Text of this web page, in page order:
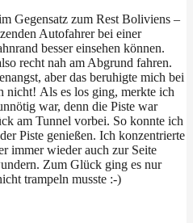
Gegensatz zum Rest Boliviens –
Autofahrer bei einer
besser einsehen können.
recht nah am Abgrund fahren.
aber das beruhigte mich bei
nicht! Als es los ging, merkte ich
war, denn die Piste war
am Tunnel vorbei. So konnte ich
Piste genießen. Ich konzentrierte
immer wieder auch zur Seite
Zum Glück ging es nur
trampeln musste :-)